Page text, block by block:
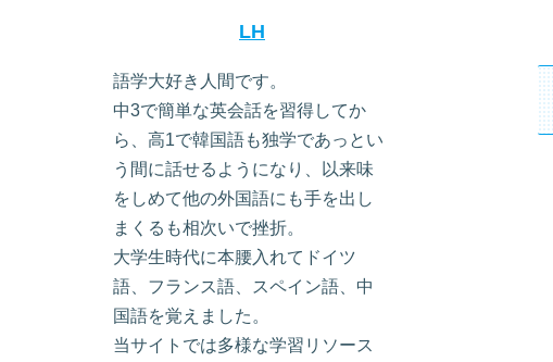
LH
語学大好き人間です。
中3で簡単な英会話を習得してか
ら、高1で韓国語も独学であっとい
う間に話せるようになり、以来味
をしめて他の外国語にも手を出し
まくるも相次いで挫折。
大学生時代に本腰入れてドイツ
語、フランス語、スペイン語、中
国語を覚えました。
当サイトでは多様な学習リソース